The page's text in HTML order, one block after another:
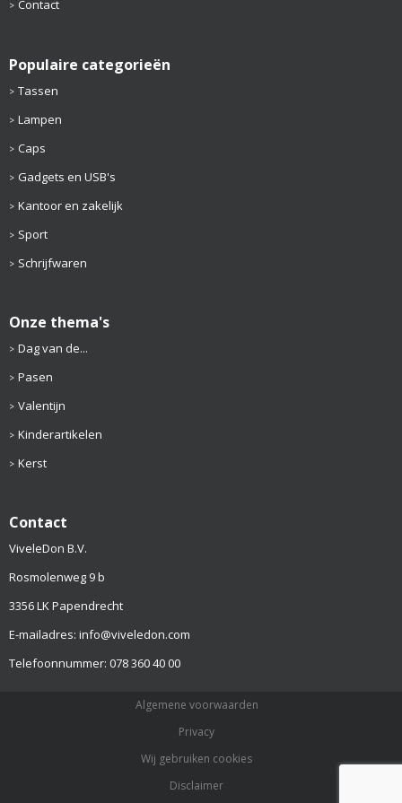
Contact
Populaire categorieën
Tassen
Lampen
Caps
Gadgets en USB's
Kantoor en zakelijk
Sport
Schrijfwaren
Onze thema's
Dag van de...
Pasen
Valentijn
Kinderartikelen
Kerst
Contact
ViveleDon B.V.
Rosmolenweg 9 b
3356 LK Papendrecht
E-mailadres: info@viveledon.com
Telefoonnummer: 078 360 40 00
Algemene voorwaarden
Privacy
Wij gebruiken cookies
Disclaimer